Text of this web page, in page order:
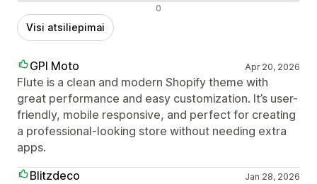
0
Visi atsiliepimai
GPI Moto Apr 20, 2026
Flute is a clean and modern Shopify theme with
great performance and easy customization. It’s user-
friendly, mobile responsive, and perfect for creating
a professional-looking store without needing extra
apps.
Blitzdeco
Jan 28, 2026